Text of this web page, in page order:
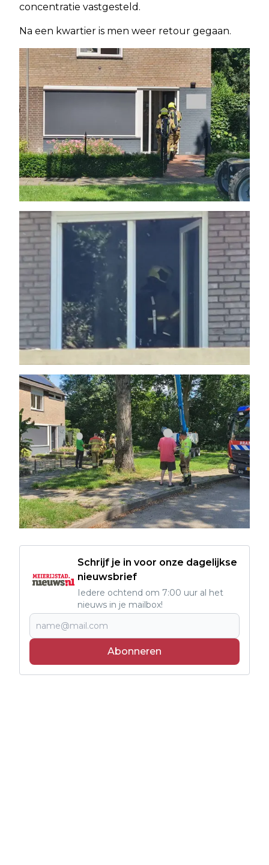
concentratie vastgesteld.
Na een kwartier is men weer retour gegaan.
Schrijf je in voor onze dagelijkse
nieuwsbrief
Iedere ochtend om 7:00 uur al het
nieuws in je mailbox!
Abonneren